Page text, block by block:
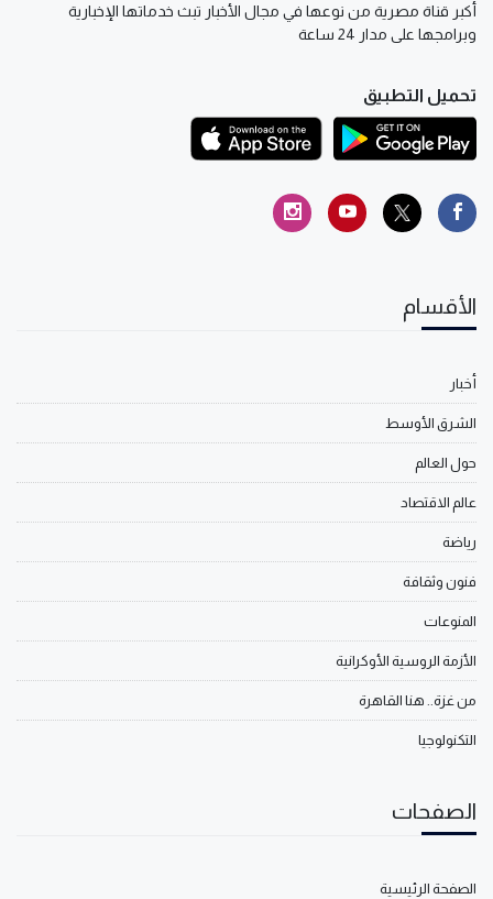
أكبر قناة مصرية من نوعها في مجال الأخبار تبث خدماتها الإخبارية
وبرامجها على مدار 24 ساعة
تحميل التطبيق
الأقسام
أخبار
الشرق الأوسط
حول العالم
عالم الاقتصاد
رياضة
فنون وثقافة
المنوعات
الأزمة الروسية الأوكرانية
من غزة.. هنا القاهرة
التكنولوجيا
الصفحات
الصفحة الرئيسية